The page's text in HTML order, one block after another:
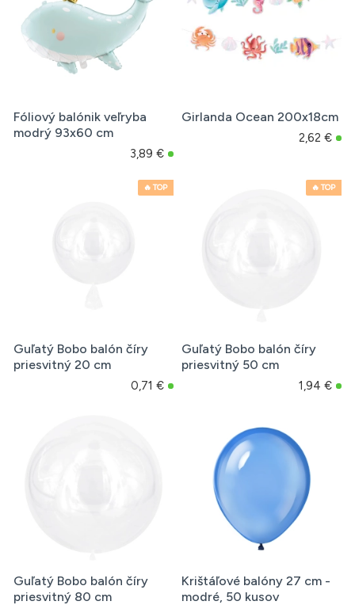
Fóliový balónik veľryba
modrý 93x60 cm
3,89 €
Girlanda Ocean 200x18cm
2,62 €
🔥 TOP
Guľatý Bobo balón číry
priesvitný 20 cm
0,71 €
🔥 TOP
Guľatý Bobo balón číry
priesvitný 50 cm
1,94 €
Guľatý Bobo balón číry
priesvitný 80 cm
Krištáľové balóny 27 cm -
modré, 50 kusov